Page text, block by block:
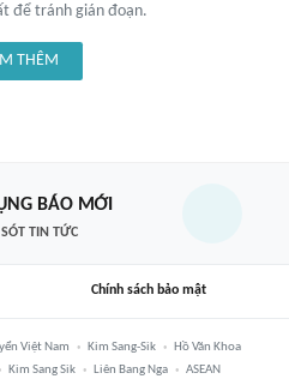
để tránh gián đoạn.
THÊM
BÁO MỚI
TIN TỨC
Chính sách bảo mật
Việt Nam Kim Sang-Sik
Hồ Văn Khoa
Kim Sang Sik Liên Bang Nga
ASEAN